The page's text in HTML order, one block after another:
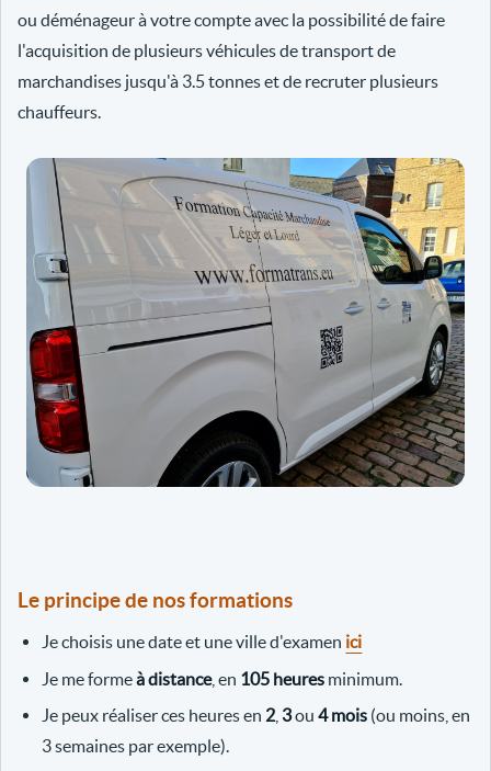
ou déménageur à votre compte avec la possibilité de faire
l'acquisition de plusieurs véhicules de transport de
marchandises jusqu'à 3.5 tonnes et de recruter plusieurs
chauffeurs.
Le principe de nos formations
Je choisis une date et une ville d'examen ici
Je me formeà distance, en 105 heures minimum.
Je peux réaliser ces heures en 2 3ou4 mois (ou moins, en
3 semaines par exemple).